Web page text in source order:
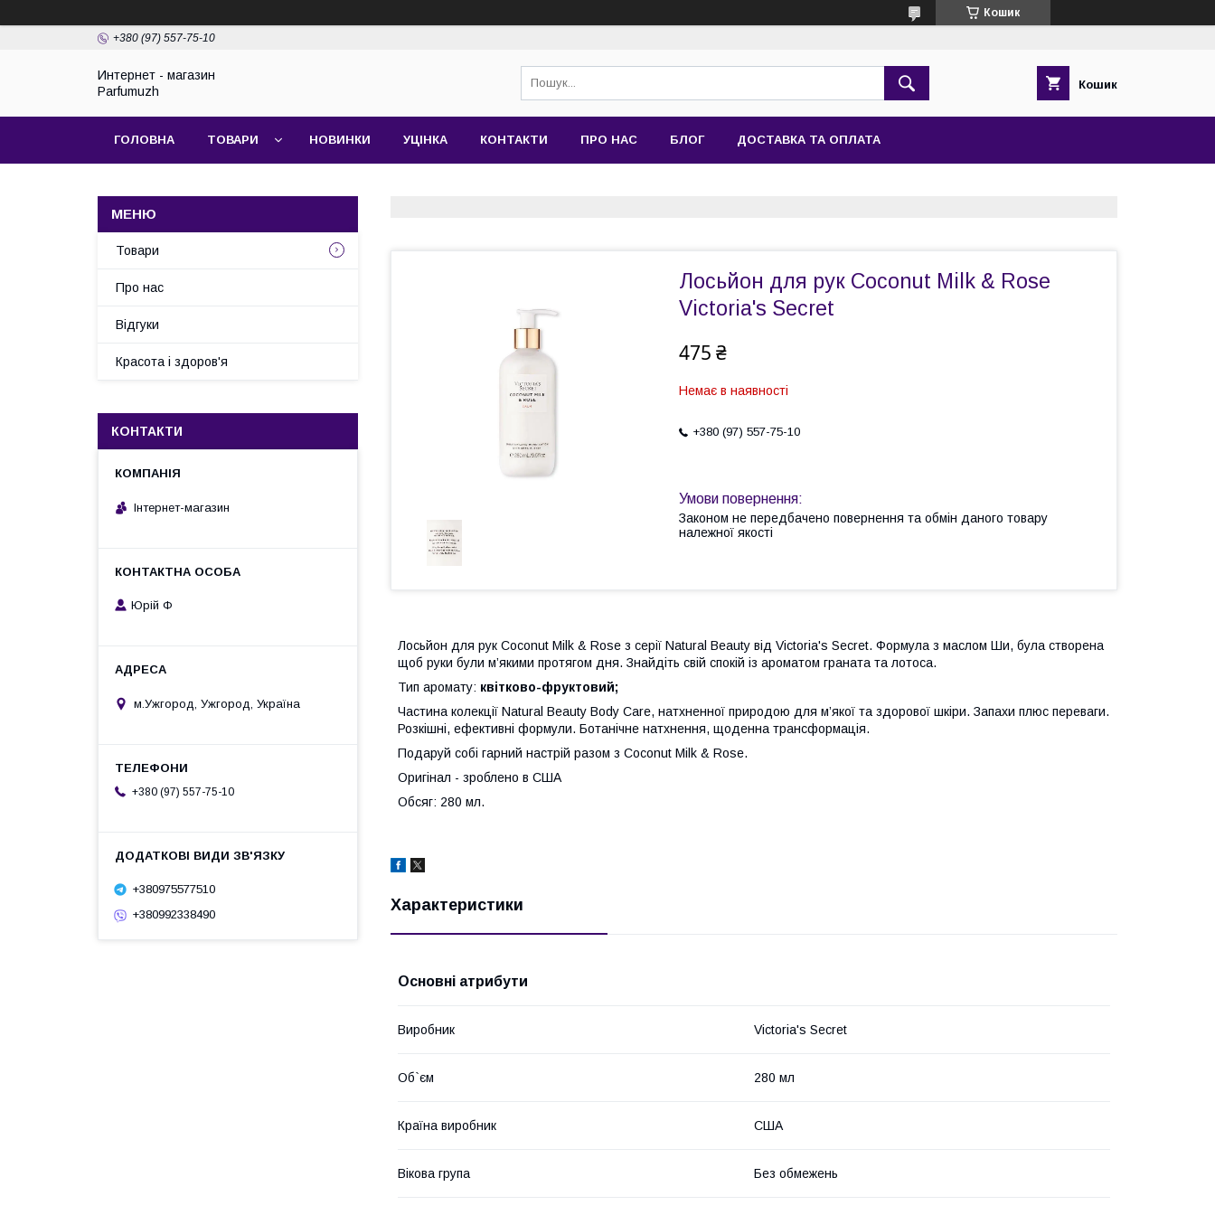
Кошик
+380 (97) 557-75-10
Интернет - магазин
Parfumuzh
Кошик
ГОЛОВНА ТОВАРИ НОВИНКИ УЦІНКА КОНТАКТИ ПРО НАС БЛОГ ДОСТАВКА ТА ОПЛАТА
Лосьйон для рук Coconut Milk & Rose
Victoria's Secret
475 ₴
Немає в наявності
+380 (97) 557-75-10
Законом не передбачено повернення та обмін даного товару
належної якості
Лосьйон для рук Coconut Milk & Rose з серії Natural Beauty від Victoria's Secret. Формула з маслом Ши, була створена
щоб руки були м’якими протягом дня. Знайдіть свій спокій із ароматом граната та лотоса.
Тип аромату: квітково-фруктовий;
Частина колекції Natural Beauty Body Care, натхненної природою для м’якої та здорової шкіри. Запахи плюс переваги.
Розкішні, ефективні формули. Ботанічне натхнення, щоденна трансформація.
Подаруй собі гарний настрій разом з Coconut Milk & Rose.
Оригінал - зроблено в США
Обсяг: 280 мл.
Характеристики
Основні атрибути
Виробник Victoria's Secret
Об`єм 280 мл
Країна виробник США
Вікова група Без обмежень
Товари
Про нас
Відгуки
Красота і здоров'я
КОНТАКТИ
Інтернет-магазин
Юрій Ф
м.Ужгород, Ужгород, Україна
+380 (97) 557-75-10
+380975577510
+380992338490